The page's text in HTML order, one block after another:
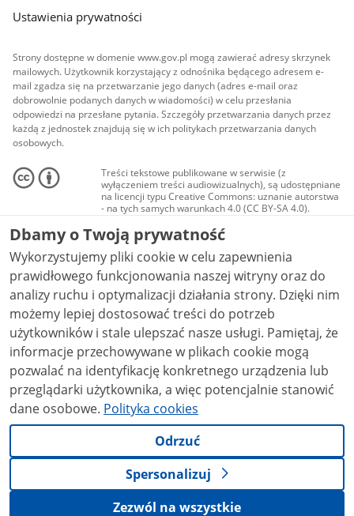
Ustawienia prywatności
Strony dostępne w domenie www.gov.pl mogą zawierać adresy skrzynek
mailowych. Użytkownik korzystający z odnośnika będącego adresem e-
mail zgadza się na przetwarzanie jego danych (adres e-mail oraz
dobrowolnie podanych danych w wiadomości) w celu przesłania
odpowiedzi na przesłane pytania. Szczegóły przetwarzania danych przez
każdą z jednostek znajdują się w ich politykach przetwarzania danych
osobowych.
Treści tekstowe publikowane w serwisie (z
wyłączeniem treści audiowizualnych), są udostępniane
na licencji typu Creative Commons: uznanie autorstwa
- na tych samych warunkach 4.0 (CC BY-SA 4.0).
Materiały audiowizualne, w tym zdjęcia, materiały
audio i wideo, są udostępniane na licencji typu
Creative Commons: uznanie autorstwa użycie
niekomercyjne - bez utworów zależnych 4.0 (CC BY-
NC-ND 4.0), o ile nie jest to stwierdzone inaczej.
Dbamy o Twoją prywatność
Wykorzystujemy pliki cookie w celu zapewnienia
prawidłowego funkcjonowania naszej witryny oraz do
analizy ruchu i optymalizacji działania strony. Dzięki nim
możemy lepiej dostosować treści do potrzeb
użytkowników i stale ulepszać nasze usługi. Pamiętaj, że
informacje przechowywane w plikach cookie mogą
pozwalać na identyfikację konkretnego urządzenia lub
przeglądarki użytkownika, a więc potencjalnie stanowić
dane osobowe. Polityka cookies
Odrzuć
Spersonalizuj
Zezwól na wszystkie